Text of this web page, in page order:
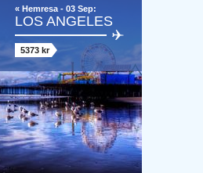
« Hemresa - 03 Sep:
LOS ANGELES
5373 kr